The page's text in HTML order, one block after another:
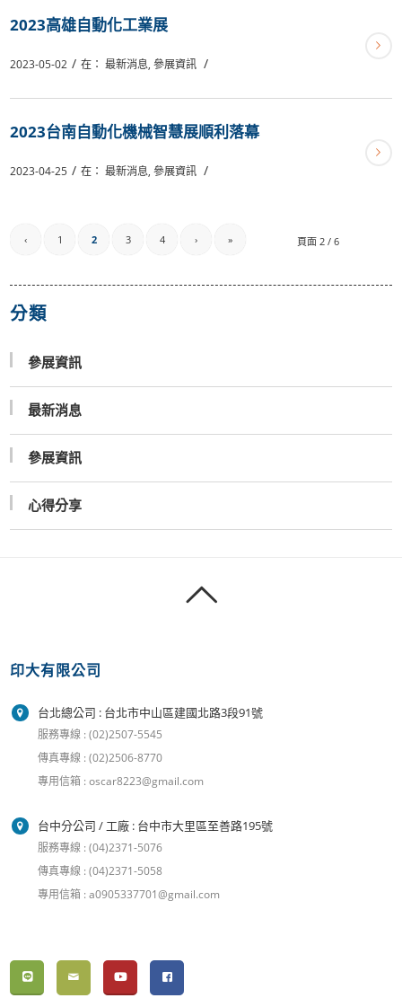
2023高雄自動化工業展
2023-05-02 / 在：最新消息,參展資訊 /
2023台南自動化機械智慧展順利落幕
2023-04-25 / 在：最新消息,參展資訊 /
頁面 2 / 6
‹ 1 2 3 4 › »
分類
參展資訊
最新消息
參展資訊
心得分享
印大有限公司
台北總公司 : 台北市中山區建國北路3段91號
服務專線 : (02)2507-5545
傳真專線 : (02)2506-8770
專用信箱 : oscar8223@gmail.com
台中分公司 / 工廠 : 台中市大里區至善路195號
服務專線 : (04)2371-5076
傳真專線 : (04)2371-5058
專用信箱 : a0905337701@gmail.com